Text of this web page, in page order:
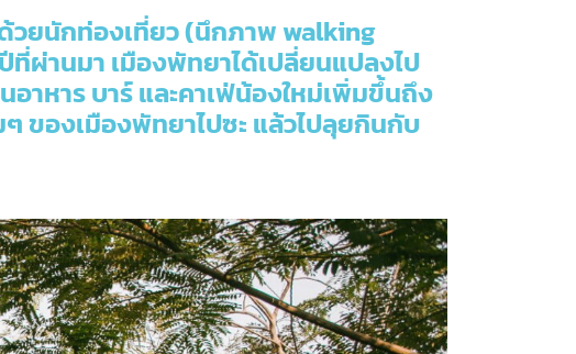
วยนักท่องเที่ยว (นึกภาพ walking
ผ่านมา เมืองพัทยาได้เปลี่ยนแปลงไป
าหาร บาร์ และคาเฟ่น้องใหม่เพิ่มขึ้นถึง
ของเมืองพัทยาไปซะ แล้วไปลุยกินกับ